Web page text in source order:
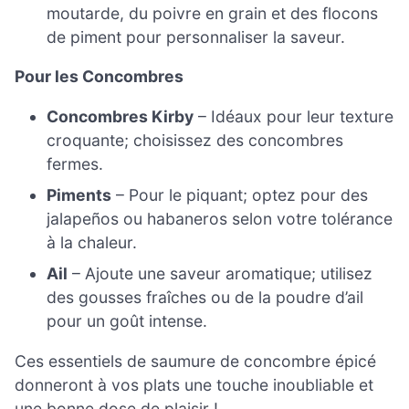
moutarde, du poivre en grain et des flocons
de piment pour personnaliser la saveur.
Pour les Concombres
Concombres Kirby – Idéaux pour leur texture
croquante; choisissez des concombres
fermes.
Piments – Pour le piquant; optez pour des
jalapeños ou habaneros selon votre tolérance
à la chaleur.
Ail – Ajoute une saveur aromatique; utilisez
des gousses fraîches ou de la poudre d’ail
pour un goût intense.
Ces essentiels de saumure de concombre épicé
donneront à vos plats une touche inoubliable et